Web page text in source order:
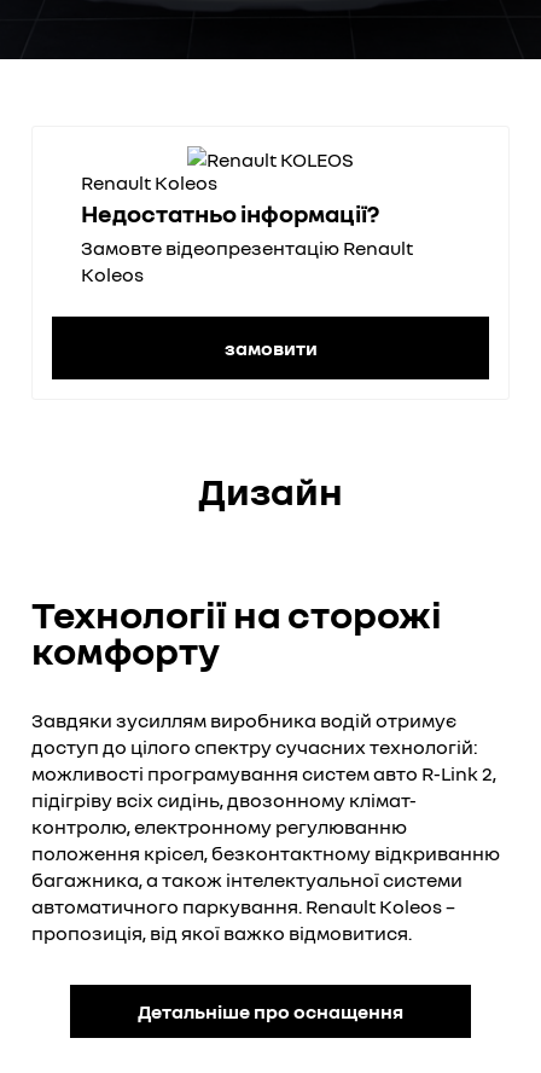
Renault Koleos
Недостатньо інформації?
Замовте відеопрезентацію Renault
Koleos
замовити
Дизайн
Технології на сторожі
комфорту
Завдяки зусиллям виробника водій отримує
доступ до цілого спектру сучасних технологій:
можливості програмування систем авто R-Link 2,
підігріву всіх сидінь, двозонному клімат-
контролю, електронному регулюванню
положення крісел, безконтактному відкриванню
багажника, а також інтелектуальної системи
автоматичного паркування. Renault Koleos –
пропозиція, від якої важко відмовитися.
Детальніше про оснащення